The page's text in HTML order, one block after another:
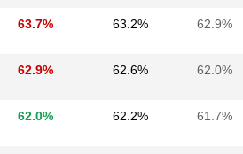
63.7% 63.2% 62.9%
62.9% 62.6% 62.0%
62.0% 62.2% 61.7%